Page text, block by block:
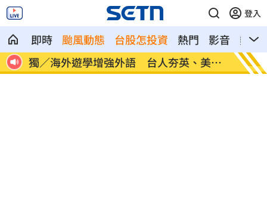
登入
即時 颱風動態 台股怎投資 熱門 影音
熱搜
、
長尾獼猴失控狂襲居民！官方追查異常原
因
伊波